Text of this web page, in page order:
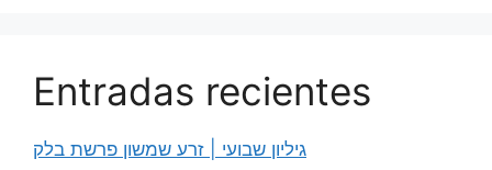
Entradas recientes
גיליון שבועי | זרע שמשון פרשת בלק